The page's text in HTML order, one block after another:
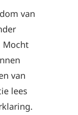
van
Mocht
van
lees
.